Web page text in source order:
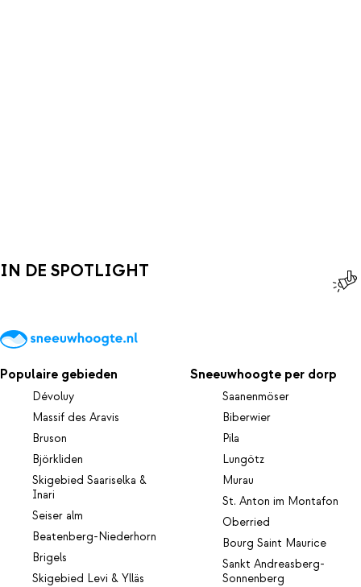
IN DE SPOTLIGHT
Populaire gebieden
Dévoluy
Massif des Aravis
Bruson
Björkliden
Skigebied Saariselka &
Inari
Seiser alm
Beatenberg-Niederhorn
Brigels
Skigebied Levi & Ylläs
Sneeuwhoogte per dorp
Saanenmöser
Biberwier
Pila
Lungötz
Murau
St. Anton im Montafon
Oberried
Bourg Saint Maurice
Sankt Andreasberg-
Sonnenberg